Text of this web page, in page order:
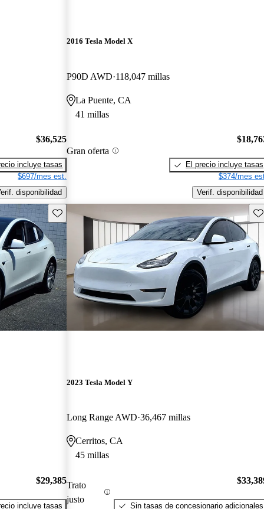
$36,525
incluye tasas
$697/mes est.
disponibilidad
2016 Tesla Model X
P90D AWD 118,047 millas
La Puente, CA
41 millas
Gran oferta
El precio incluye tasas
$374/mes
Verif. disponibilidad
Guarda este Aviso
$29,385
incluye tasas
2023 Tesla Model Y
Long Range AWD 36,467 millas
Cerritos, CA
45 millas
Trato
justo
Sin tasas de concesionario adicionales